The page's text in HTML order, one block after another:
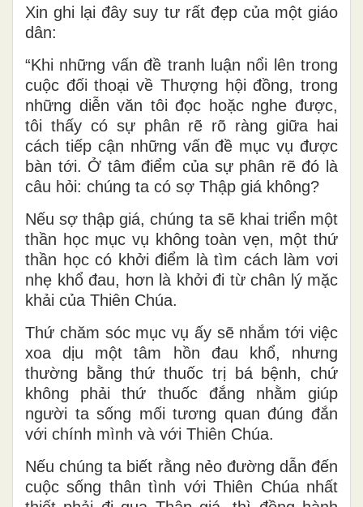
Xin ghi lại đây suy tư rất đẹp của một giáo
dân:
“Khi những vấn đề tranh luận nổi lên trong
cuộc đối thoại về Thượng hội đồng, trong
những diễn văn tôi đọc hoặc nghe được,
tôi thấy có sự phân rẽ rõ ràng giữa hai
cách tiếp cận những vấn đề mục vụ được
bàn tới. Ở tâm điểm của sự phân rẽ đó là
câu hỏi: chúng ta có sợ Thập giá không?
Nếu sợ thập giá, chúng ta sẽ khai triển một
thần học mục vụ không toàn vẹn, một thứ
thần học có khởi điểm là tìm cách làm vơi
nhẹ khổ đau, hơn là khởi đi từ chân lý mặc
khải của Thiên Chúa.
Thứ chăm sóc mục vụ ấy sẽ nhắm tới việc
xoa dịu một tâm hồn đau khổ, nhưng
thường bằng thứ thuốc trị bá bệnh, chứ
không phải thứ thuốc đắng nhằm giúp
người ta sống mối tương quan đúng đắn
với chính mình và với Thiên Chúa.
Nếu chúng ta biết rằng nẻo đường dẫn đến
cuộc sống thân tình với Thiên Chúa nhất